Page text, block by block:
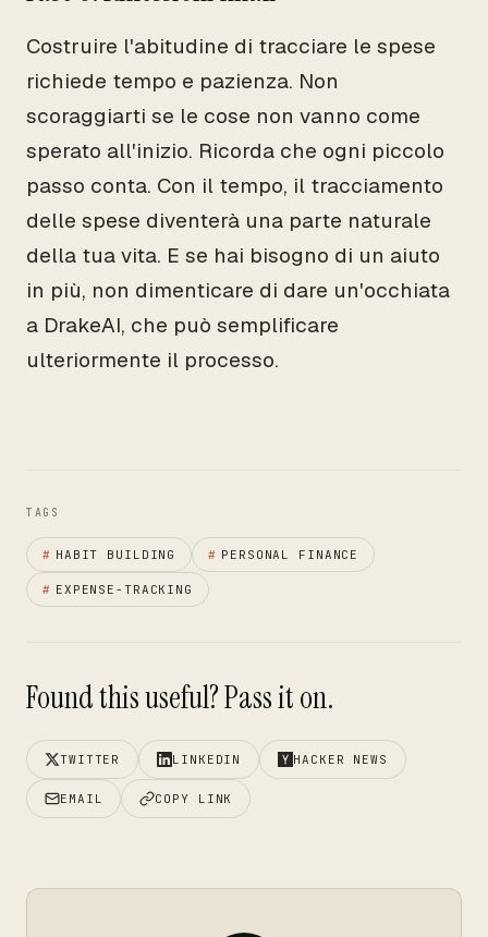
Costruire l'abitudine di tracciare le spese
richiede tempo e pazienza. Non
scoraggiarti se le cose non vanno come
sperato all'inizio. Ricorda che ogni piccolo
passo conta. Con il tempo, il tracciamento
delle spese diventerà una parte naturale
della tua vita. E se hai bisogno di un aiuto
in più, non dimenticare di dare un'occhiata
a DrakeAI, che può semplificare
ulteriormente il processo.
TAGS
# HABIT BUILDING # PERSONAL FINANCE
# EXPENSE-TRACKING
Found this useful? Pass it on.
TWITTER LINKEDIN HACKER NEWS
EMAIL COPY LINK